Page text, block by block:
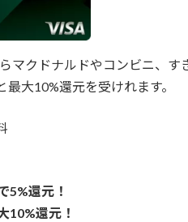
マクドナルドやコンビニ、
大10%還元を受けれます。
5%還元！
10%還元！